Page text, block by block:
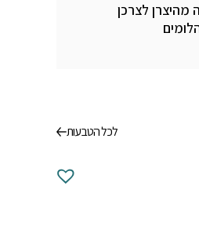
מהיצרן לצרכן
לכל הטבעות